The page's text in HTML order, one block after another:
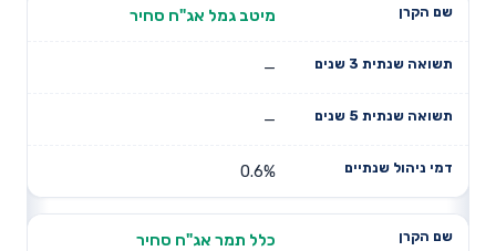
מיטב גמל אג"ח סחיר
—
—
0.6%
כלל תמר אג"ח סחיר